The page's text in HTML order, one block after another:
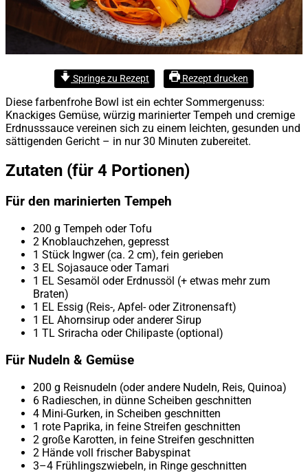
Springe zu Rezept Rezept drucken
Diese farbenfrohe Bowl ist ein echter Sommergenuss:
Knackiges Gemüse, würzig marinierter Tempeh und cremige
Erdnusssauce vereinen sich zu einem leichten, gesunden und
sättigenden Gericht – in nur 30 Minuten zubereitet.
Zutaten (für 4 Portionen)
Für den marinierten Tempeh
200 g Tempeh oder Tofu
2 Knoblauchzehen, gepresst
1 Stück Ingwer (ca. 2 cm), fein gerieben
3 EL Sojasauce oder Tamari
1 EL Sesamöl oder Erdnussöl (+ etwas mehr zum
Braten)
1 EL Essig (Reis-, Apfel- oder Zitronensaft)
1 EL Ahornsirup oder anderer Sirup
1 TL Sriracha oder Chilipaste (optional)
Für Nudeln & Gemüse
200 g Reisnudeln (oder andere Nudeln, Reis, Quinoa)
6 Radieschen, in dünne Scheiben geschnitten
4 Mini-Gurken, in Scheiben geschnitten
1 rote Paprika, in feine Streifen geschnitten
2 große Karotten, in feine Streifen geschnitten
2 Hände voll frischer Babyspinat
3–4 Frühlingszwiebeln, in Ringe geschnitten